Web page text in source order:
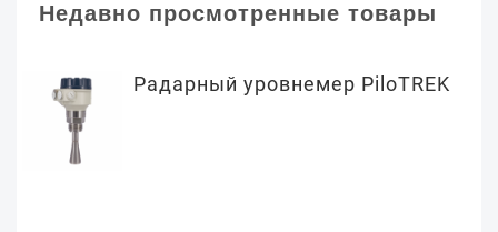
Недавно просмотренные товары
Радарный уровнемер PiloTREK